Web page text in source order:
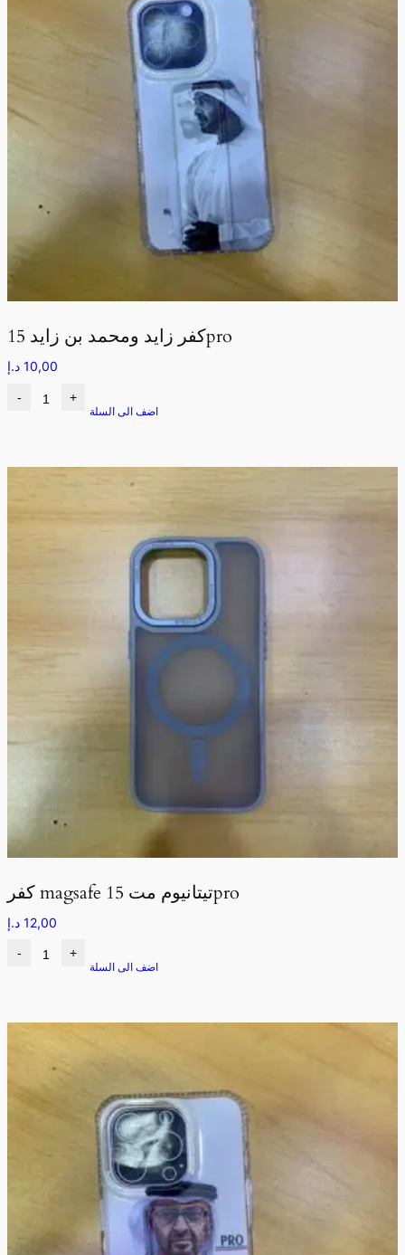
كفر زايد ومحمد بن زايد 15pro
10,00 د.إ
- +
اضف الى السلة
كفر magsafe تيتانيوم مت 15pro
12,00 د.إ
- +
اضف الى السلة